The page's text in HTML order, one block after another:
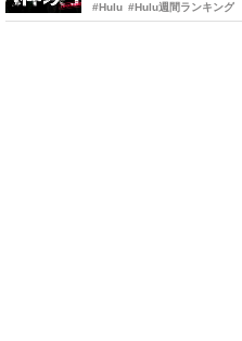
#Hulu #Hulu週間ランキング